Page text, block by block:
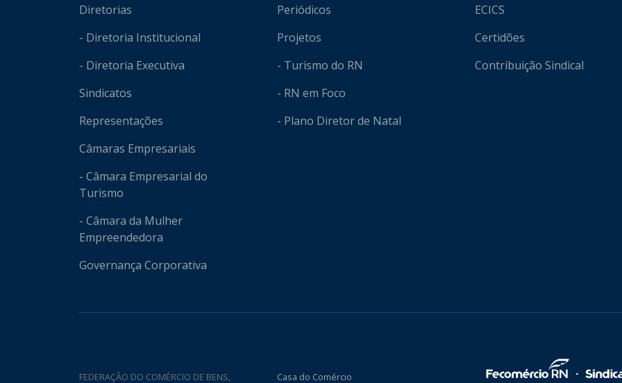
Diretorias
- Diretoria Institucional
- Diretoria Executiva
Sindicatos
Representações
Câmaras Empresariais
- Câmara Empresarial do
Turismo
- Câmara da Mulher
Empreendedora
Governança Corporativa
Periódicos
Projetos
- Turismo do RN
- RN em Foco
- Plano Diretor de Natal
ECICS
Certidões
Contribuição Sindical
FEDERAÇÃO DO COMÉRCIO DE BENS, Casa do Comércio